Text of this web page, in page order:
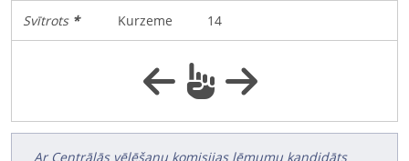
Svītrots* Kurzeme 14
Ar Centrālās vēlēšanu komisijas lēmumu kandidāts